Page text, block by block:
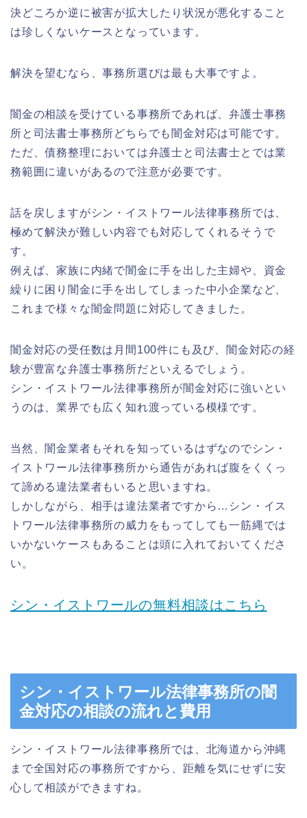
決どころか逆に被害が拡大したり状況が悪化すること
は珍しくないケースとなっています。
解決を望むなら、事務所選びは最も大事ですよ。
闇金の相談を受けている事務所であれば、弁護士事務
所と司法書士事務所どちらでも闇金対応は可能です。
ただ、債務整理においては弁護士と司法書士とでは業
務範囲に違いがあるので注意が必要です。
話を戻しますがシン・イストワール法律事務所では、
極めて解決が難しい内容でも対応してくれるそうで
す。
例えば、家族に内緒で闇金に手を出した主婦や、資金
繰りに困り闇金に手を出してしまった中小企業など、
これまで様々な闇金問題に対応してきました。
闇金対応の受任数は月間100件にも及び、闇金対応の経
験が豊富な弁護士事務所だといえるでしょう。
シン・イストワール法律事務所が闇金対応に強いとい
うのは、業界でも広く知れ渡っている模様です。
当然、闇金業者もそれを知っているはずなのでシン・
イストワール法律事務所から通告があれば腹をくくっ
て諦める違法業者もいると思いますね。
しかしながら、相手は違法業者ですから…シン・イス
トワール法律事務所の威力をもってしても一筋縄では
いかないケースもあることは頭に入れておいてくださ
い。
シン・イストワールの無料相談はこちら
シン・イストワール法律事務所の闇
金対応の相談の流れと費用
シン・イストワール法律事務所では、北海道から沖縄
まで全国対応の事務所ですから、距離を気にせずに安
心して相談ができますね。